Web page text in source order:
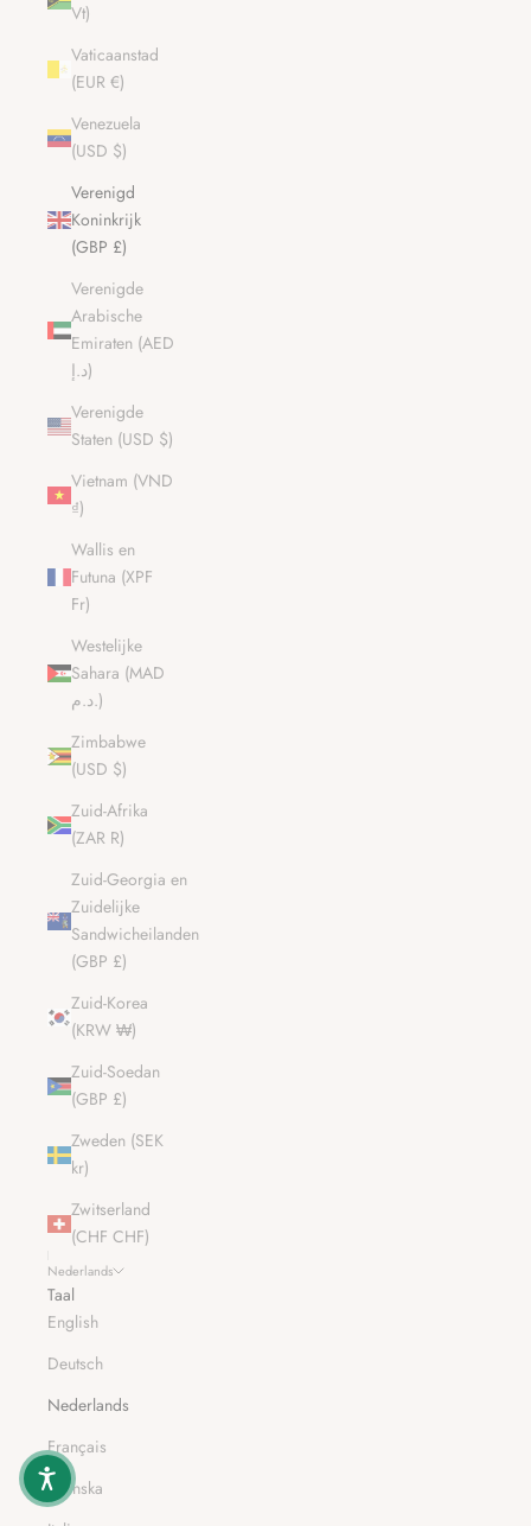
Vt)
Vaticaanstad
(EUR €)
Venezuela
(USD $)
Verenigd
Koninkrijk
(GBP £)
Verenigde
Arabische
Emiraten (AED
د.إ)
Verenigde
Staten (USD $)
Vietnam (VND
₫)
Wallis en
Futuna (XPF
Fr)
Westelijke
Sahara (MAD
د.م.)
Zimbabwe
(USD $)
Zuid-Afrika
(ZAR R)
Zuid-Georgia en
Zuidelijke
Sandwicheilanden
(GBP £)
Zuid-Korea
(KRW ₩)
Zuid-Soedan
(GBP £)
Zweden (SEK
kr)
Zwitserland
(CHF CHF)
Nederlands
Taal
English
Deutsch
Nederlands
Français
Svenska